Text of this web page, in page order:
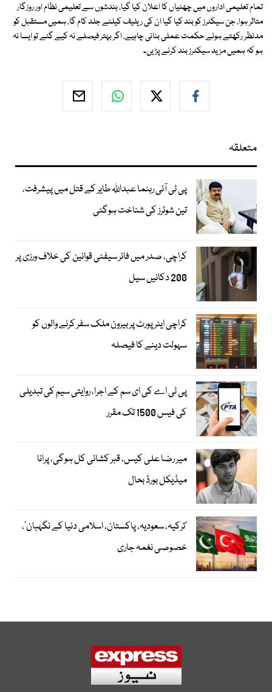
تمام تعلیمی اداروں میں چھٹیاں کا اعلان کیا گیا، بندشوں سے تعلیمی نظام اور روزگار
متاثر ہوا، جن سیکٹرز کو بند کیا گیا ان کی ریلیف کیلئے جلد کام گا، ہمیں مستقبل کو
مدنظر رکھتے ہوئے حکمت عملی بنانی چاہیے، اگر بہتر فیصلے نہ کیے گئے تو ایسا نہ
ہو کہ ہمیں مزید سیکٹرز بند کرنے پڑیں۔
متعلقہ
پی ٹی آئی رہنما عبداللہ طایر کے قتل میں پیشرفت،
تین شوٹرز کی شناخت ہوگئی
کراچی، صدر میں فائر سیفٹی قوانین کی خلاف ورزی پر
200 دکانیں سیل
کراچی ایئرپورٹ پر بیرون ملک سفر کرنے والوں کو
سہولت دینے کا فیصلہ
پی ٹی اے کی ای سم کے اجرا، روایتی سیم کی تبدیلی
کی فیس 1500 تک مقرر
میر رضا علی کیس، قبر کشائی کل ہوگی، پرانا
میڈیکل بورڈ بحال
‘ترکیہ، سعودیہ، پاکستان، اسلامی دنیا کے نگہبان’،
خصوصی نغمہ جاری